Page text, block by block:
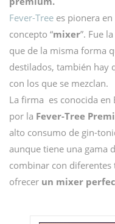
Fever-Tree es pionera
concepto “mixer”. Fue
que de la misma forma
destilados, también hay
con los que se mezclan.
La firma es conocida en
por la Fever-Tree
alto consumo de gin-
aunque tiene una gama
combinar con diferentes
ofrecer un mixer